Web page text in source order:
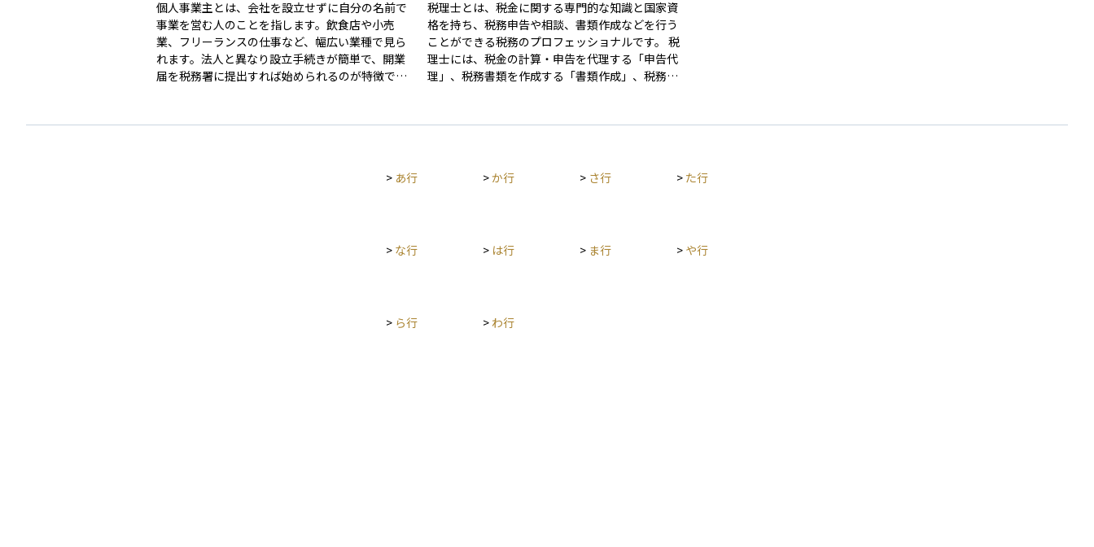
申告を始めるには、税務署に「青色申告承認申請
書」を提出する必要があります。正確な記帳が求
められるため、帳簿管理が重要ですが、節税効果
が高く、多くの事業主に活用されています。
ょう。
個人事業主とは、会社を設立せずに自分の名前で
事業を営む人のことを指します。飲食店や小売
業、フリーランスの仕事など、幅広い業種で見ら
れます。法人と異なり設立手続きが簡単で、開業
届を税務署に提出すれば始められるのが特徴で
面では「所得税」として課税され、青色申告や白
には、収入が安定しにくい特徴があるため、計画
税理士とは、税金に関する専門的な知識と国家資
格を持ち、税務申告や相談、書類作成などを行う
ことができる税務のプロフェッショナルです。 税
理士には、税金の計算・申告を代理する「申告代
理」、税務書類を作成する「書類作成」、税務に
節税対策、複雑な財産評価、各種税務特例の適用
税理士の重要な役割の一つです。 また、生前贈与
法書士などと連携しながら、税金という専門領域
> あ行 >か行 > さ行 > た行
> な行 > は行 > ま行 > や行
> ら行 > わ行